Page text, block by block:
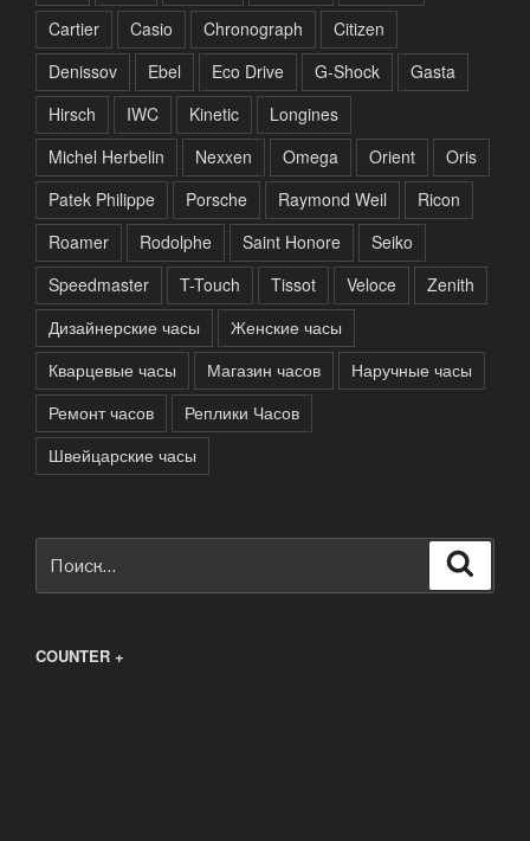
Cartier
Casio Chronograph
Citizen
Denissov
Ebel Eco Drive G-Shock
Gasta
Hirsch
IWC Kinetic
Longines
Michel Herbelin
Nexxen Omega Orient
Oris
Patek Philippe
Porsche Raymond Weil
Ricon
Roamer
Rodolphe Saint Honore
Seiko
Speedmaster
T-Touch Tissot Veloce
Zenith
Дизайнерские часы
Женские часы
Кварцевые часы
Магазин часов
Наручные часы
Ремонт часов
Реплики Часов
Швейцарские часы
COUNTER +